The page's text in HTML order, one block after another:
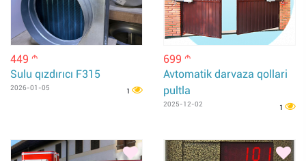
449 m
Sulu qızdırıcı F315
2026-01-05 1
699 m
Avtomatik darvaza qollari
pultla
2025-12-02 1